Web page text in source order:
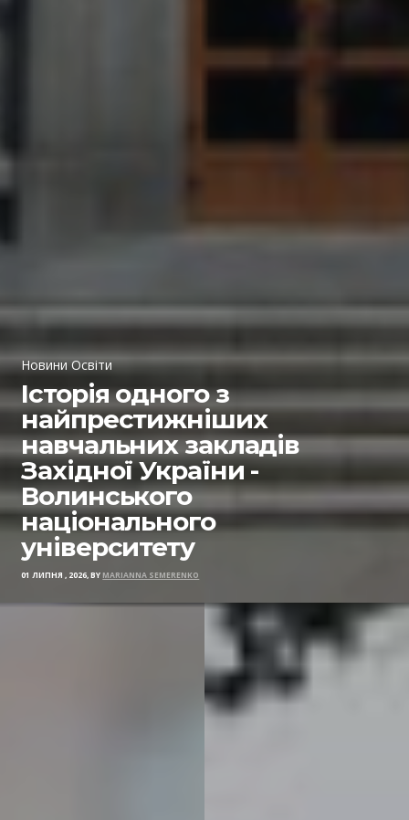
Новини Освіти
Історія одного з
найпрестижніших
навчальних закладів
Західної України -
Волинського
національного
університету
01 ЛИПНЯ , 2026, BY MARIANNA SEMERENKO